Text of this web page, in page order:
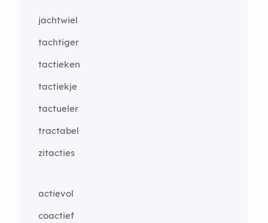
jachtwiel
tachtiger
tactieken
tactiekje
tactueler
tractabel
zitacties
actievol
coactief